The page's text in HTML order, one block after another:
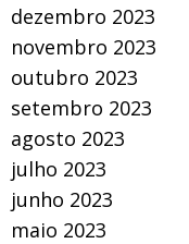
dezembro 2023
novembro 2023
outubro 2023
setembro 2023
agosto 2023
julho 2023
junho 2023
maio 2023